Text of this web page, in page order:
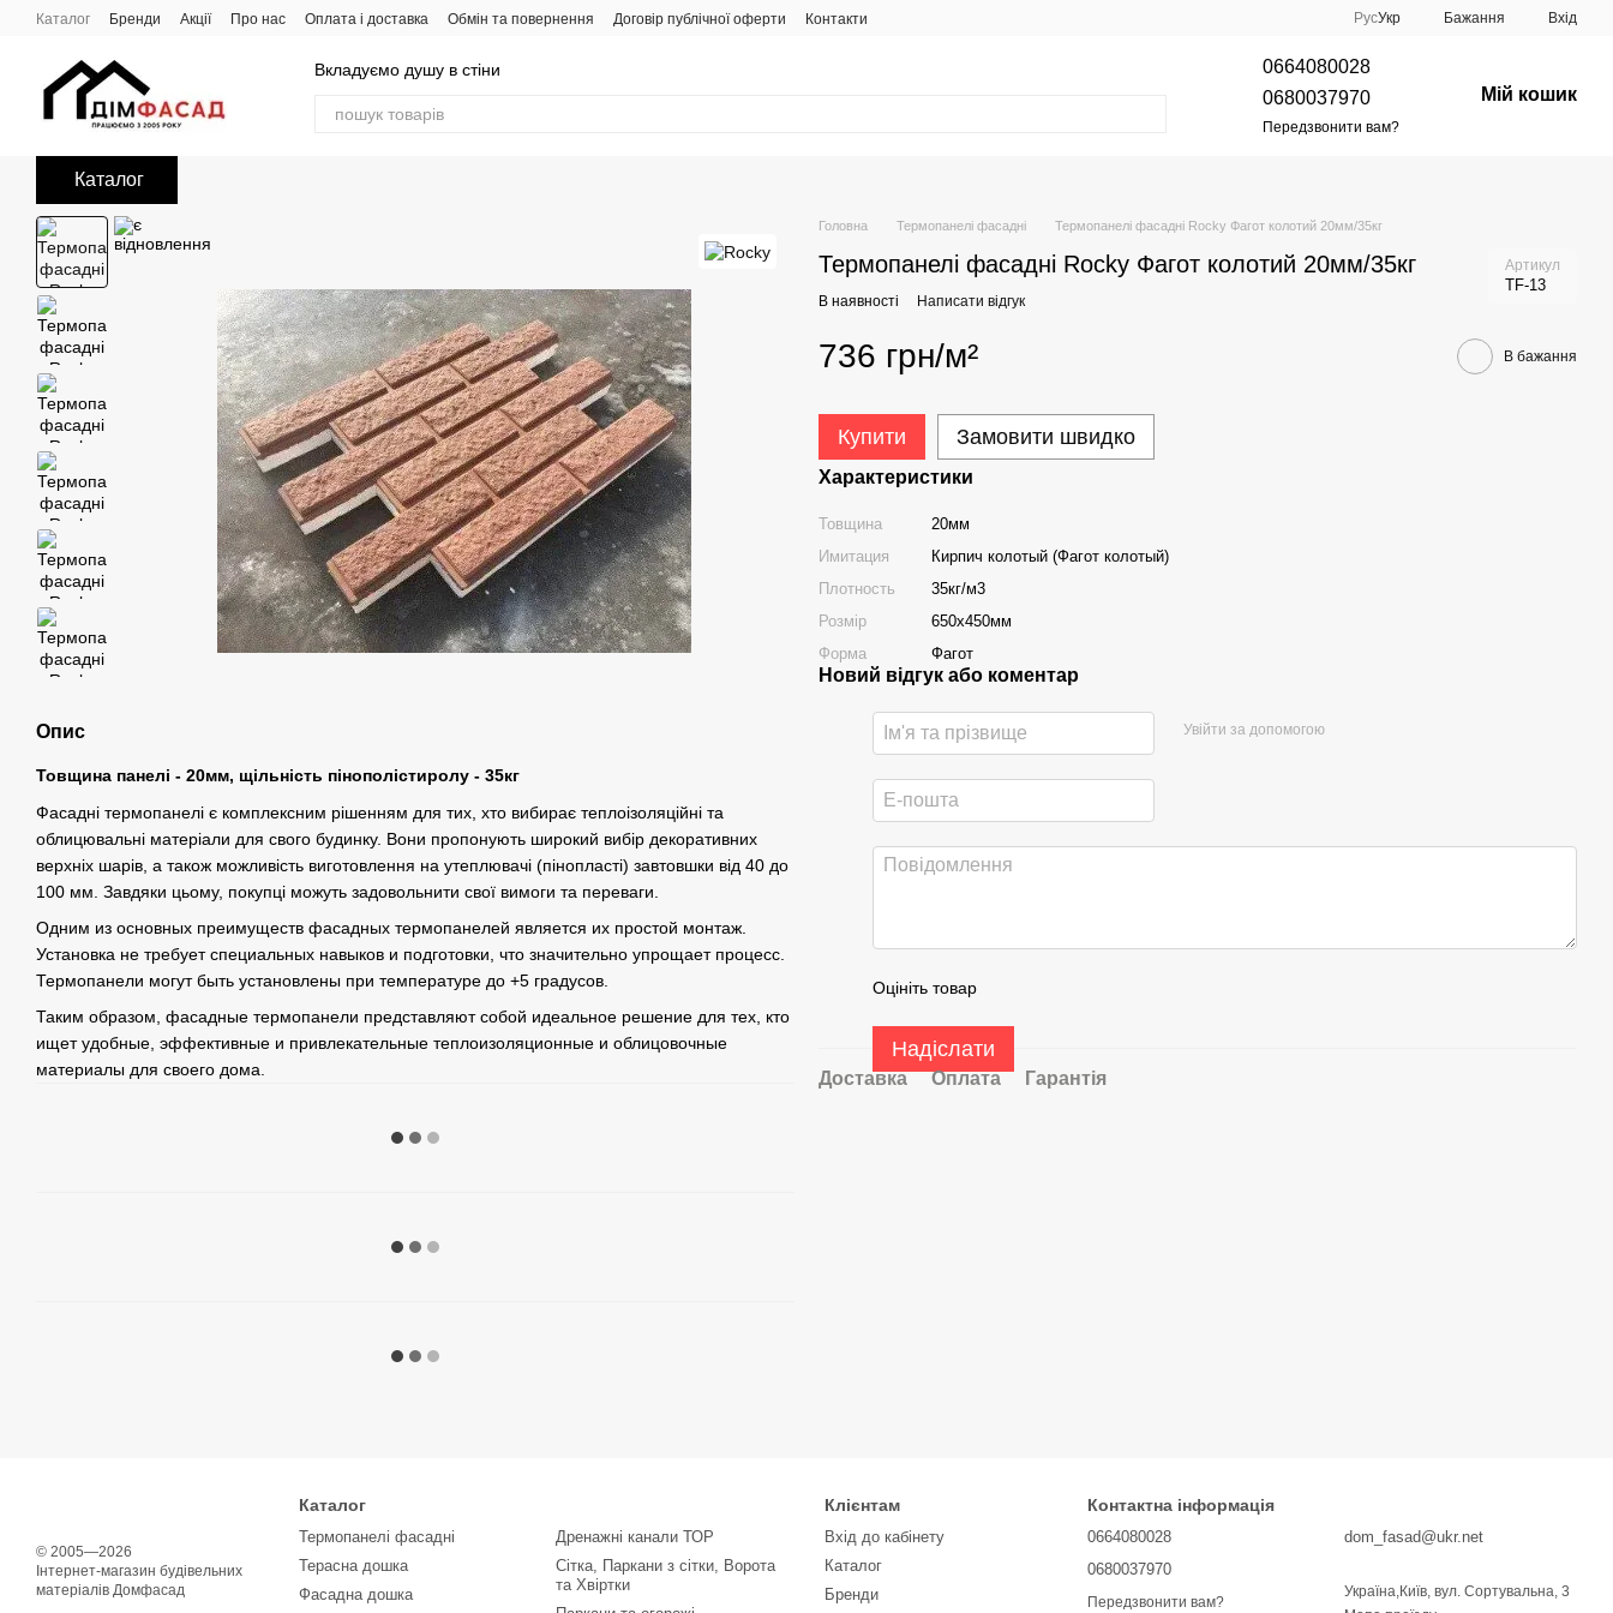
Перейти до основного контенту
Каталог Бренди Акції Про нас Оплата і доставка Обмін та повернення Договір публічної оферти Контакти РусУкр Бажання Вхід
Вкладуємо душу в стіни
0664080028
0680037970
Передзвонити вам?
Мій кошик
Каталог
Опис
Товщина панелі - 20мм, щільність пінополістиролу - 35кг
Фасадні термопанелі є комплексним рішенням для тих, хто вибирає теплоізоляційні та
облицювальні матеріали для свого будинку. Вони пропонують широкий вибір декоративних
верхніх шарів, а також можливість виготовлення на утеплювачі (пінопласті) завтовшки від 40 до
100 мм. Завдяки цьому, покупці можуть задовольнити свої вимоги та переваги.
Одним из основных преимуществ фасадных термопанелей является их простой монтаж.
Установка не требует специальных навыков и подготовки, что значительно упрощает процесс.
Термопанели могут быть установлены при температуре до +5 градусов.
Таким образом, фасадные термопанели представляют собой идеальное решение для тех, кто
ищет удобные, эффективные и привлекательные теплоизоляционные и облицовочные
материалы для своего дома.
Головна Термопанелі фасадні Термопанелі фасадні Rocky Фагот колотий 20мм/35кг
Термопанелі фасадні Rocky Фагот колотий 20мм/35кг Артикул
TF-13
В наявності Написати відгук
736 грн/м² В бажання
Купити Замовити швидко
Характеристики
Товщина
20мм
Имитация
Кирпич колотый (Фагот колотый)
Плотность
35кг/м3
Розмір
650х450мм
Форма
Фагот
Новий відгук або коментар
Увійти за допомогою
Оцініть товар
Надіслати
Доставка Оплата Гарантія
© 2005—2026
Інтернет-магазин будівельних
матеріалів Домфасад
Каталог
Термопанелі фасадні
Терасна дошка
Фасадна дошка
Дренажні канали ТОР
Сітка, Паркани з сітки, Ворота
та Хвіртки
Клієнтам
Вхід до кабінету
Каталог
Бренди
Контактна інформація
0664080028
0680037970
Передзвонити вам?
dom_fasad@ukr.net
Україна,Київ, вул. Сортувальна, 3